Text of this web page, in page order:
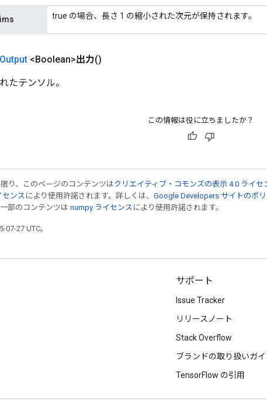
true の場合、長さ 1 の縮小された次元が保持されます。
Output <Boolean>出力()
たテンソル。
この情報は役に立ちましたか？
り、このページのコンテンツはクリエイティブ・コモンズの表示 4.0 ライセ
センス により使用許諾されます。詳しくは、 Google Developers サイトのポ
部のコンテンツは numpy ライセンス により使用許諾されます。
07-27 UTC。
サポート
Issue Tracker
リリースノート
Stack Overflow
ブランドの取り扱いガ
TensorFlow の引用